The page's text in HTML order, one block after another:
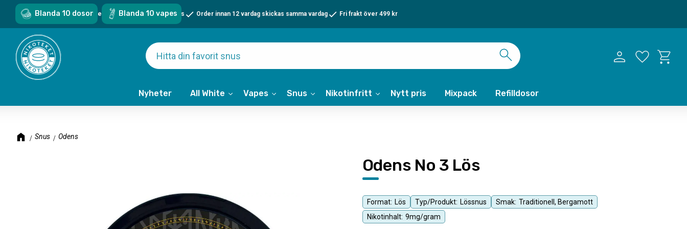
Nyheter All White Vapes Snus Nikotinfritt Nytt pris Mixpack Refilldosor
Favoriter
Blanda 10 dosor Blanda 10 vapes
Sveriges största sortiment - över 1000 snus & vapes Order innan 12 vardag skickas samma vardag Fri frakt över 499 kr
Snus Odens
Format: Lös Typ/Produkt: Lössnus Smak: Traditionell, Bergamott
Nikotinhalt: 9mg/gram
Odens No 3 Lös